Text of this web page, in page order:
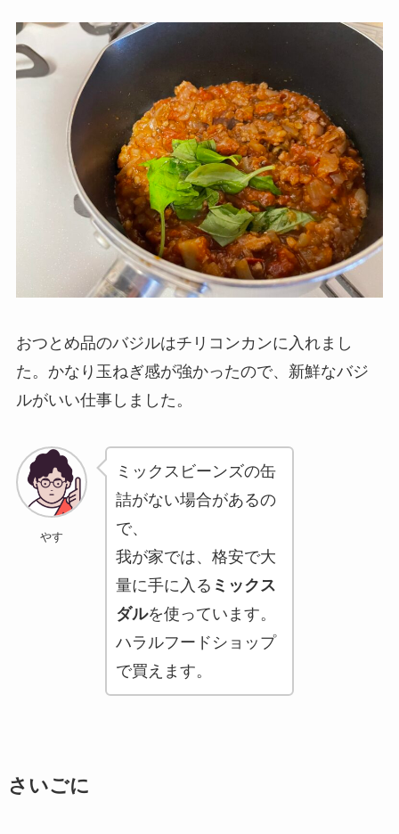
おつとめ品のバジルはチリコンカンに入れまし
た。かなり玉ねぎ感が強かったので、新鮮なバジ
ルがいい仕事しました。
やす
ミックスビーンズの缶
詰がない場合があるの
で、
我が家では、格安で大
量に手に入る ミックス
ダルを使っています。
ハラルフードショップ
で買えます。
さいごに